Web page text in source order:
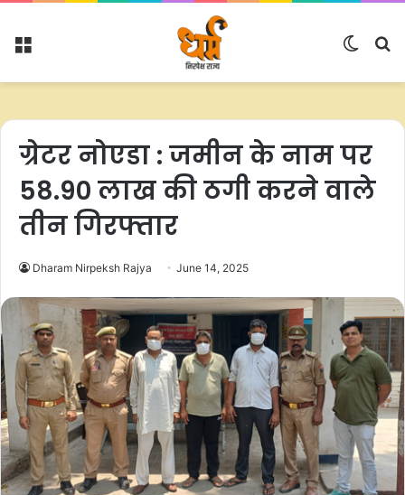
Menu
Switch
ग्रेटर नोएडा : जमीन के नाम पर
58.90 लाख की ठगी करने वाले
तीन गिरफ्तार
Dharam Nirpeksh Rajya June 14, 2025